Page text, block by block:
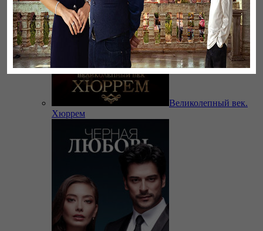
Великолепный век.
Хюррем